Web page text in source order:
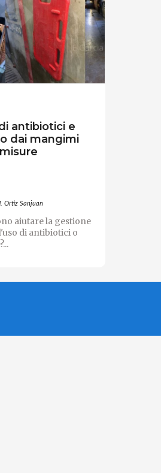
antibiotici e
dai mangimi
Ortiz Sanjuan
aiutare la gestione
di antibiotici o